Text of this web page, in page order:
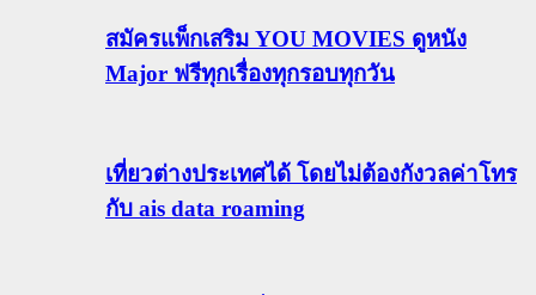
สมัครแพ็กเสริม YOU MOVIES ดูหนัง
Major ฟรีทุกเรื่องทุกรอบทุกวัน
เที่ยวต่างประเทศได้ โดยไม่ต้องกังวลค่าโทร
กับ ais data roaming